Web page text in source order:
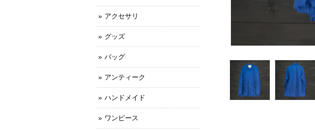
アクセサリ
グッズ
バッグ
アンティーク
ハンドメイド
ワンピース